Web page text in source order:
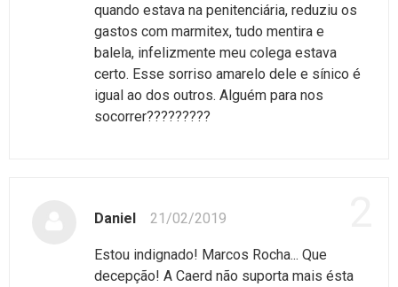
quando estava na penitenciária, reduziu os
gastos com marmitex, tudo mentira e
balela, infelizmente meu colega estava
certo. Esse sorriso amarelo dele e sínico é
igual ao dos outros. Alguém para nos
socorrer?????????
Daniel 21/02/2019
Estou indignado! Marcos Rocha... Que
decepção! A Caerd não suporta mais ésta